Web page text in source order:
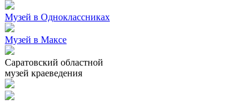
Музей в Одноклассниках
Музей в Максе
Саратовский областной
музей краеведения